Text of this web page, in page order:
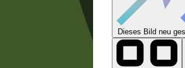
Dieses Bild neu